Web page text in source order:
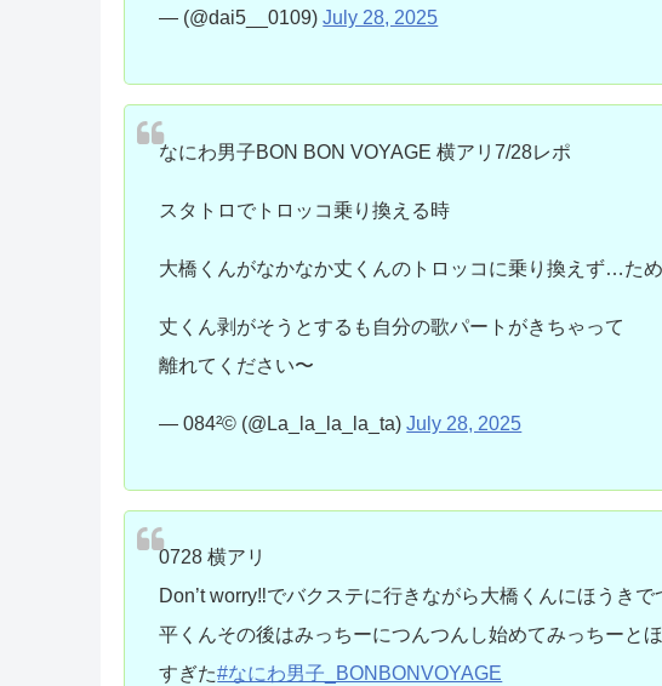
— (@dai5__0109)July 28, 2025
なにわ男子BON BON VOYAGE 横アリ7/28レポ
スタトロでトロッコ乗り換える時
大橋くんがなかなか丈くんのトロッコに乗り換えず…た
丈くん剥がそうとするも自分の歌パートがきちゃって
離れてください〜
— 084²© (@La_la_la_la_ta)July 28, 2025
0728 横アリ
Don’t worry‼︎でバクステに行きながら大橋くんにほうき
平くんその後はみっちーにつんつんし始めてみっちーと
すぎた#なにわ男子_BONBONVOYAGE